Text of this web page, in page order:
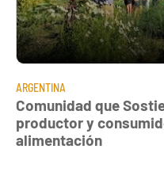
ARGENTINA
Comunidad que
productor y
alimentación